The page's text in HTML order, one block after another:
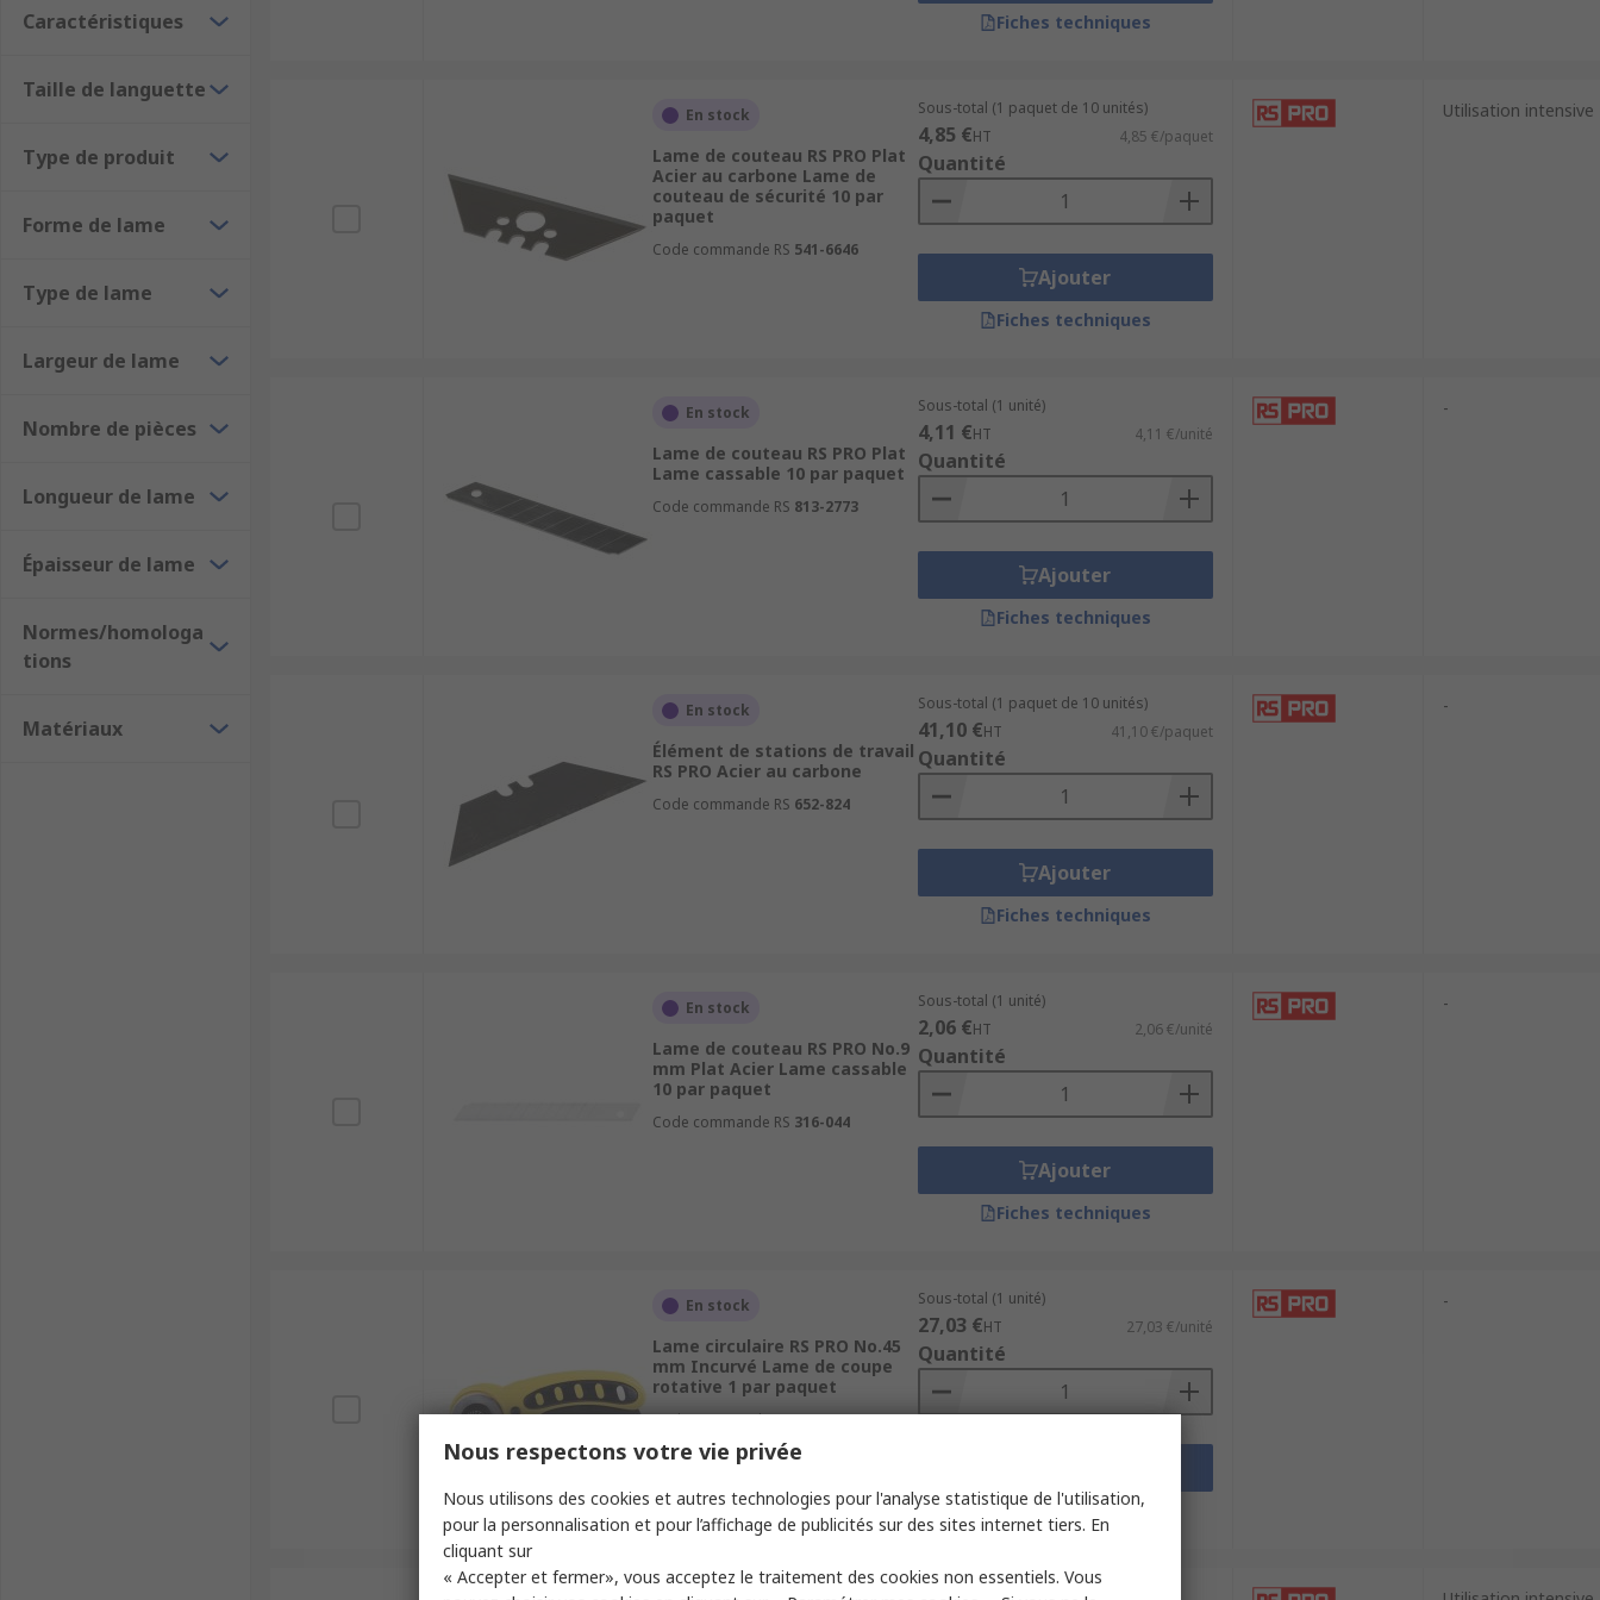
Caractéristiques
Taille de languette
Type de produit
Forme de lame
Type de lame
Largeur de lame
Nombre de pièces
Longueur de lame
Épaisseur de lame
Normes/homologa
tions
Matériaux
Fiches techniques
En stock
Lame de couteau RS PRO Plat
Acier au carbone Lame de
couteau de sécurité 10 par
paquet
Code commande RS 541-6646
Sous-total (1 paquet de 10 unités)
4,85 €HT 4,85 €/paquet
Quantité
Ajouter
Fiches techniques
Utilisation intensive
En stock
Lame de couteau RS PRO Plat
Lame cassable 10 par paquet
Code commande RS 813-2773
Sous-total (1 unité)
4,11 €HT 4,11 €/unité
Quantité
Ajouter
Fiches techniques
-
En stock
Élément de stations de travail
RS PRO Acier au carbone
Code commande RS 652-824
Sous-total (1 paquet de 10 unités)
41,10 €HT 41,10 €/paquet
Quantité
Ajouter
Fiches techniques
-
En stock
Lame de couteau RS PRO No.9
mm Plat Acier Lame cassable
10 par paquet
Code commande RS 316-044
Sous-total (1 unité)
2,06 €HT 2,06 €/unité
Quantité
Ajouter
Fiches techniques
-
En stock
Lame circulaire RS PRO No.45
mm Incurvé Lame de coupe
rotative 1 par paquet
Code commande RS489-2320
Sous-total (1 unité)
27,03 €HT 27,03 €/unité
Quantité
Fiches techniques
-
Sous-total (1 unité)
Nous respectons votre vie privée
Nous utilisons des cookies et autres technologies pour l'analyse statistique de l'utilisation,
pour la personnalisation et pour l’affichage de publicités sur des sites internet tiers. En
cliquant sur
« Accepter et fermer», vous acceptez le traitement des cookies non essentiels. Vous